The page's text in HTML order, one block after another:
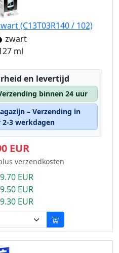
(C13T03R140 / 102)
zwart
ml
en levertijd
binnen 24 uur
– Verzending in
2-3 werkdagen
EUR
verzendkosten
EUR
EUR
EUR